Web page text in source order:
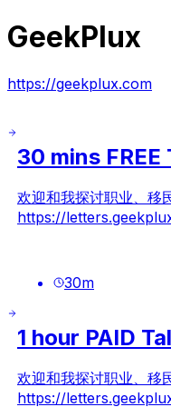
GeekPlux
https://geekplux.com
30 mins FREE
欢迎和我探讨职业、移
https://
30m
1 hour PAID
欢迎和我探讨职业、移
https://